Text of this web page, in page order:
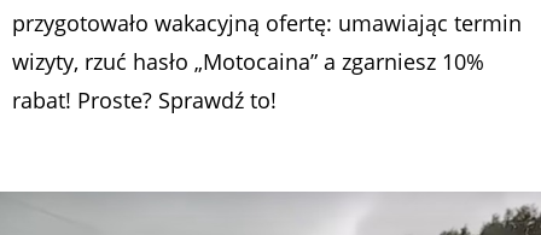
przygotowało wakacyjną ofertę: umawiając termin
wizyty, rzuć hasło „Motocaina” a zgarniesz 10%
rabat! Proste? Sprawdź to!